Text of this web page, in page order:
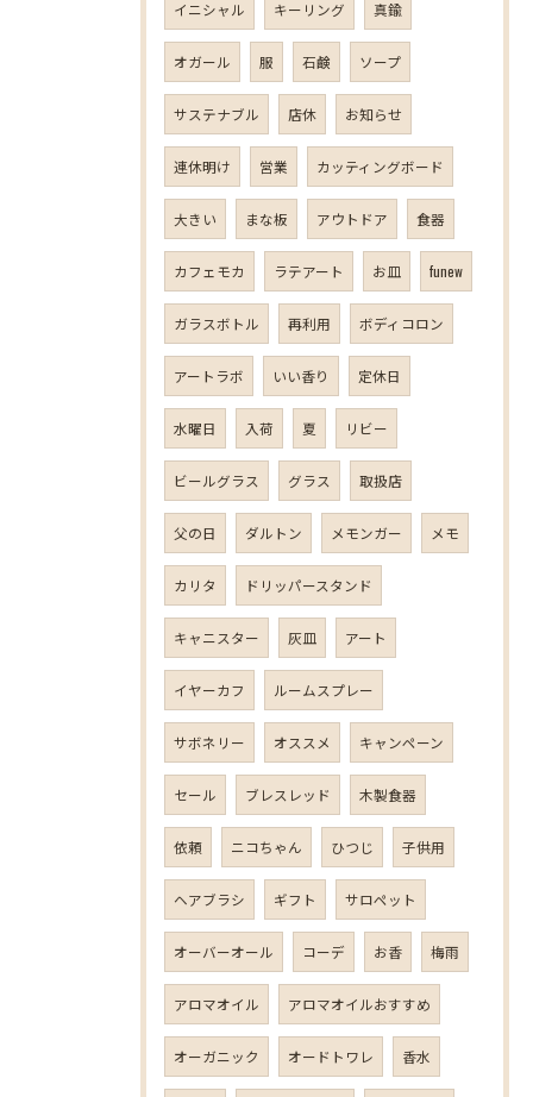
イニシャル キーリング 真鍮
オガール 服 石鹸 ソープ
サステナブル 店休 お知らせ
連休明け 営業 カッティングボード
大きい まな板 アウトドア 食器
カフェモカ ラテアート お皿 funew
ガラスボトル 再利用 ボディコロン
アートラボ いい香り 定休日
水曜日 入荷 夏 リビー
ビールグラス グラス 取扱店
父の日 ダルトン メモンガー メモ
カリタ ドリッパースタンド
キャニスター 灰皿 アート
イヤーカフ ルームスプレー
サボネリー オススメ キャンペーン
セール ブレスレッド 木製食器
依頼 ニコちゃん ひつじ 子供用
ヘアブラシ ギフト サロペット
オーバーオール コーデ お香 梅雨
アロマオイル アロマオイルおすすめ
オーガニック オードトワレ 香水